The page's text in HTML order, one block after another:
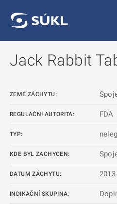
Jack Rabbit
ZEMĚ ZÁCHYTU:
REGULAČNÍ AUTORITA: FDA
TYP:
KDE BYL ZACHYCEN:
DATUM ZÁCHYTU:
INDIKAČNÍ SKUPINA: